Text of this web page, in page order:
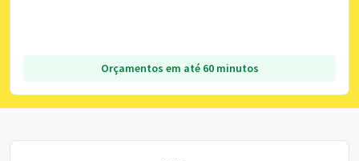
Orçamentos em até 60 minutos